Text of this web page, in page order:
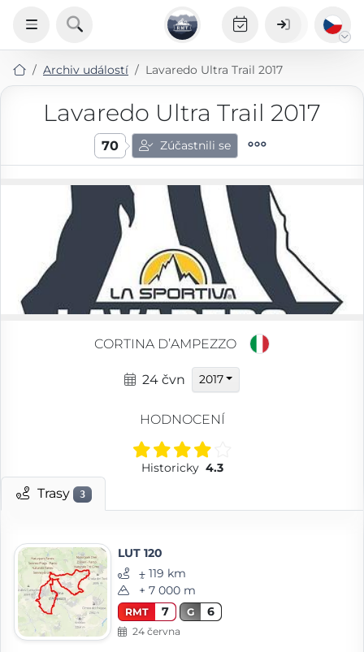
Archiv událostí Lavaredo Ultra Trail 2017
Lavaredo Ultra Trail 2017
70 Zúčastnili se
CORTINA D’AMPEZZO
24 čvn 2017
HODNOCENÍ
Historicky 4.3
Trasy 3
LUT 120
⨦ 119 km
+ 7 000 m
RMT 7 G 6
24 června